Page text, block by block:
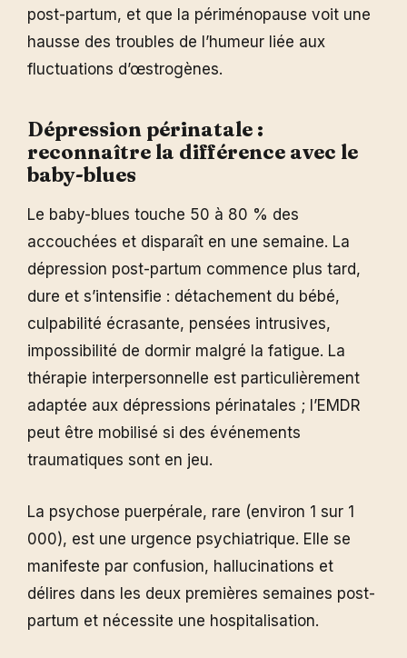
post-partum, et que la périménopause voit une
hausse des troubles de l’humeur liée aux
fluctuations d’œstrogènes.
Dépression périnatale :
reconnaître la différence avec le
baby-blues
Le baby-blues touche 50 à 80 % des
accouchées et disparaît en une semaine. La
dépression post-partum commence plus tard,
dure et s’intensifie : détachement du bébé,
culpabilité écrasante, pensées intrusives,
impossibilité de dormir malgré la fatigue. La
thérapie interpersonnelle est particulièrement
adaptée aux dépressions périnatales ; l’EMDR
peut être mobilisé si des événements
traumatiques sont en jeu.
La psychose puerpérale, rare (environ 1 sur 1
000), est une urgence psychiatrique. Elle se
manifeste par confusion, hallucinations et
délires dans les deux premières semaines post-
partum et nécessite une hospitalisation.